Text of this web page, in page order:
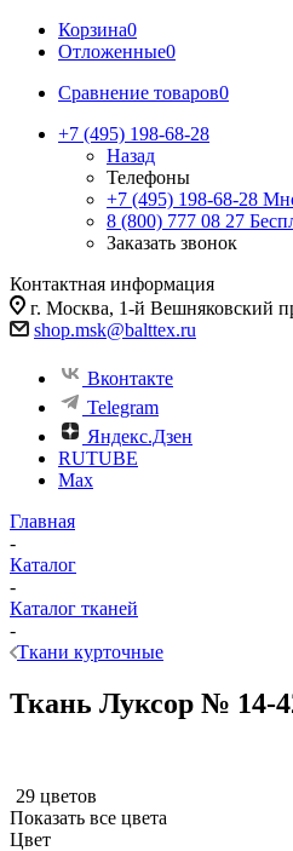
Корзина0
Отложенные0
Сравнение товаров0
+7 (495) 198-68-28
Назад
Телефоны
+7 (495) 198-68-28
8 (800) 777 08 27
Заказать звонок
Контактная информация
г. Москва, 1-й Вешняковский
shop.msk@balttex.ru
Вконтакте
Telegram
Яндекс.Дзен
RUTUBE
Max
Главная
-
Каталог
-
Каталог тканей
-
Ткани курточные
Ткань Луксор № 14-
29 цветов
Показать все цвета
Цвет